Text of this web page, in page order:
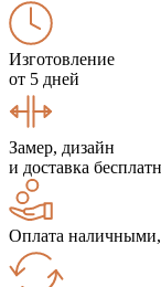
Изготовление
от 5 дней
Замер, дизайн
и доставка
Оплата наличными,